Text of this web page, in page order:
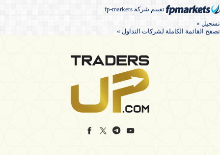
تقييم شركة fp-markets
تسجيل »
تصفح القائمة الكاملة لشركات التداول »